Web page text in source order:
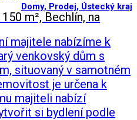
Domy, Prodej, Ústecký kraj
m², Bechlín, na
majitele nabízíme k
venkovský dům s
situovaný v samotném
je určena k
majiteli nabízí
si bydlení podle